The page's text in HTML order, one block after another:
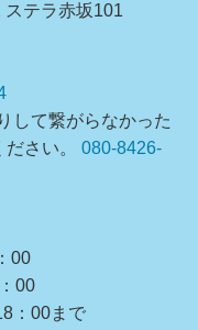
テラ赤坂101
して繋がらなかった
さい。 080-8426-
00
00
：00まで